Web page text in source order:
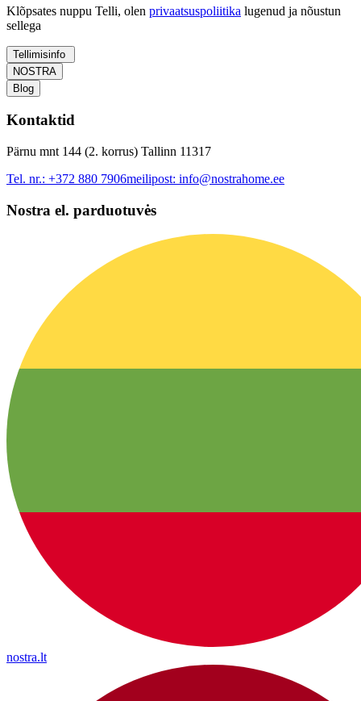
Klõpsates nuppu Telli, olen privaatsuspoliitika lugenud ja nõustun
sellega
Tellimisinfo
NOSTRA
Blog
Kontaktid
Pärnu mnt 144 (2. korrus) Tallinn 11317
Tel. nr.: +372 880 7906meilipost: info@nostrahome.ee
Nostra el. parduotuvės
nostra.lt